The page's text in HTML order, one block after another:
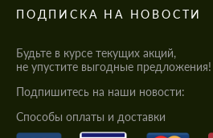
ПОДПИСКА НА НОВОСТИ
Будьте в курсе текущих акций,
не упустите выгодные предложения!
Подпишитесь на наши новости:
Cпособы оплаты и доставки